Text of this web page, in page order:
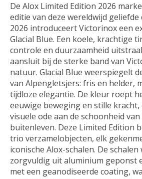
De Alox Limited Edition 2026
editie van deze wereldwijd geliefde
2026 introduceert Victorinox een
Glacial Blue. Een koele, krachtige
controle en duurzaamheid
aansluit bij de sterke band van
natuur. Glacial Blue weerspiegelt
van Alpengletsjers: fris en helder,
tijdloze elegantie. De kleur roept
eeuwige beweging en stille
visuele ode aan de schoonheid
buitenleven. Deze Limited Edition
trio verzamelobjecten, elk
iconische Alox-schalen. De schalen
zorgvuldig uit aluminium geponst
met een geanodiseerde coating,